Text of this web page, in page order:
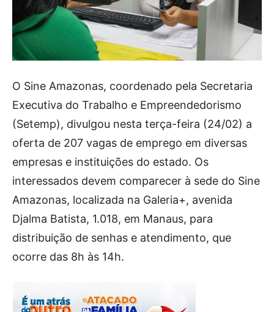
O Sine Amazonas, coordenado pela Secretaria
Executiva do Trabalho e Empreendedorismo
(Setemp), divulgou nesta terça-feira (24/02) a
oferta de 207 vagas de emprego em diversas
empresas e instituições do estado. Os
interessados devem comparecer à sede do Sine
Amazonas, localizada na Galeria+, avenida
Djalma Batista, 1.018, em Manaus, para
distribuição de senhas e atendimento, que
ocorre das 8h às 14h.